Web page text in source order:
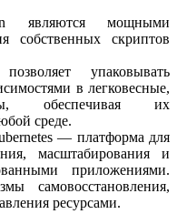
являются мощными
собственных скриптов
упаковывать
в легковесные,
обеспечивая их
среде.
— платформа для
масштабирования и
приложениями.
самовосстановления,
ресурсами.